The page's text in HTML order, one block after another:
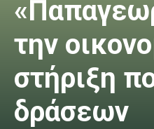
την
στήριξη
δράσεων